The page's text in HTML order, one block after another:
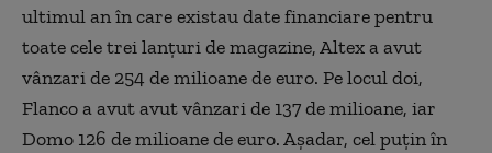
ultimul an în care existau date financiare pentru
toate cele trei lanțuri de magazine, Altex a avut
vânzari de 254 de milioane de euro. Pe locul doi,
Flanco a avut avut vânzari de 137 de milioane, iar
Domo 126 de milioane de euro. Așadar, cel puțin în